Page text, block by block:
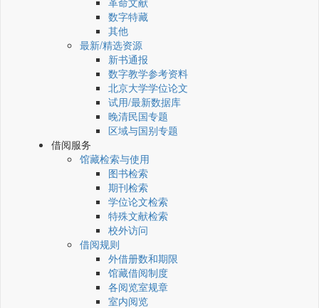
数字特藏
其他
最新/精选资源
新书通报
数字教学参考资料
北京大学学位论文
试用/最新数据库
晚清民国专题
区域与国别专题
借阅服务
馆藏检索与使用
图书检索
期刊检索
学位论文检索
特殊文献检索
校外访问
借阅规则
外借册数和期限
馆藏借阅制度
各阅览室规章
室内阅览